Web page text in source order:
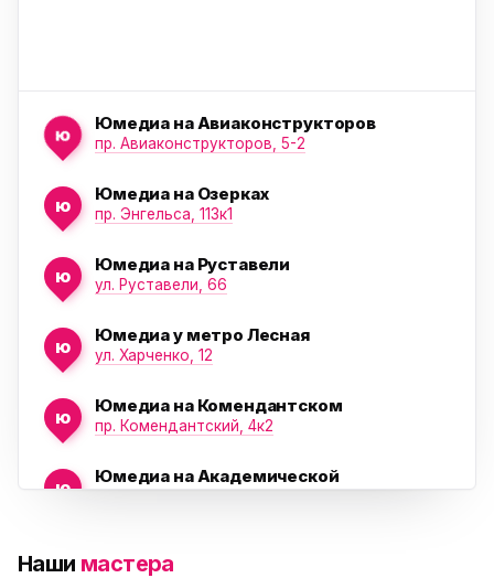
ю
Юмедиа на Авиаконструкторов
пр. Авиаконструкторов, 5-2
ю
Юмедиа на Озерках
пр. Энгельса, 113к1
ю
Юмедиа на Руставели
ул. Руставели, 66
ю
Юмедиа у метро Лесная
ул. Харченко, 12
ю
Юмедиа на Комендантском
пр. Комендантский, 4к2
ю
Юмедиа на Академической
ю Морская набережная, 35
Наши мастера